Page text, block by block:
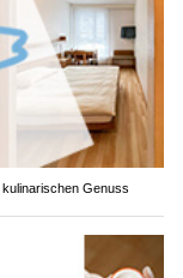
Genuss